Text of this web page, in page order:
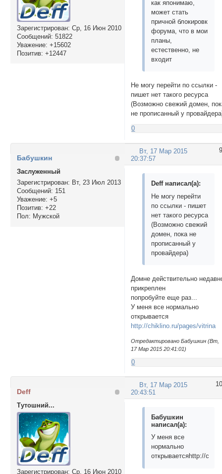
Зарегистрирован: Ср, 16 Июн 2010
Сообщений: 51822
Уважение: +15602
Позитив: +12447
как японимаю,
может стать
причной блокировк
форума, что в мои
планы,
естественно, не
входит
Не могу перейти по ссылки -
пишет нет такого ресурса
(Возможно свежий домен,
не прописанный у
0
9
Вт, 17 Мар 2015
20:37:57
Бабушкин
Заслуженный
Зарегистрирован: Вт, 23 Июл 2013
Сообщений: 151
Уважение: +5
Позитив: +22
Пол: Мужской
Deff написал(а):
Не могу перейти
по ссылки - пишет
нет такого ресурса
(Возможно свежий
домен, пока не
прописанный у
провайдера)
Домне действительно
прикреплен
попробуйте еще раз...
У меня все нормально
открывается
http://chiklino.ru/pages/vitrina
Отредактировано Бабушкин (Вт,
17 Мар 2015 20:41:01)
0
10
Вт, 17 Мар 2015
20:43:51
Deff
Тутошний...
Зарегистрирован: Ср, 16 Июн 2010
Бабушкин
написал(а):
У меня все
нормально
открываетсяhttp://